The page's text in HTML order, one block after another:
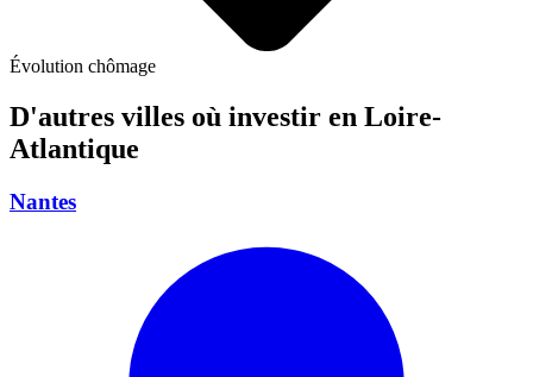
Évolution chômage
D'autres villes où investir en Loire-
Atlantique
Nantes